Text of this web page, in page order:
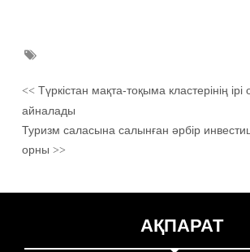
<<Түркістан мақта-тоқыма кластерінің
айналады
Туризм саласына салынған әрбір
орны >>
АҚПАРАТ